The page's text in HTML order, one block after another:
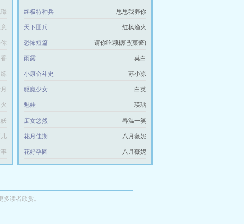
终极特种兵 思思我养你
天下匪兵 红枫渔火
恐怖短篇 请你吃颗糖吧(菓酱)
雨露 莫白
小康奋斗史 苏小凉
驱魔少女 白英
魅娃 瑛瑀
庶女悠然 春温一笑
花月佳期 八月薇妮
花好孕圆 八月薇妮
读者欣赏。